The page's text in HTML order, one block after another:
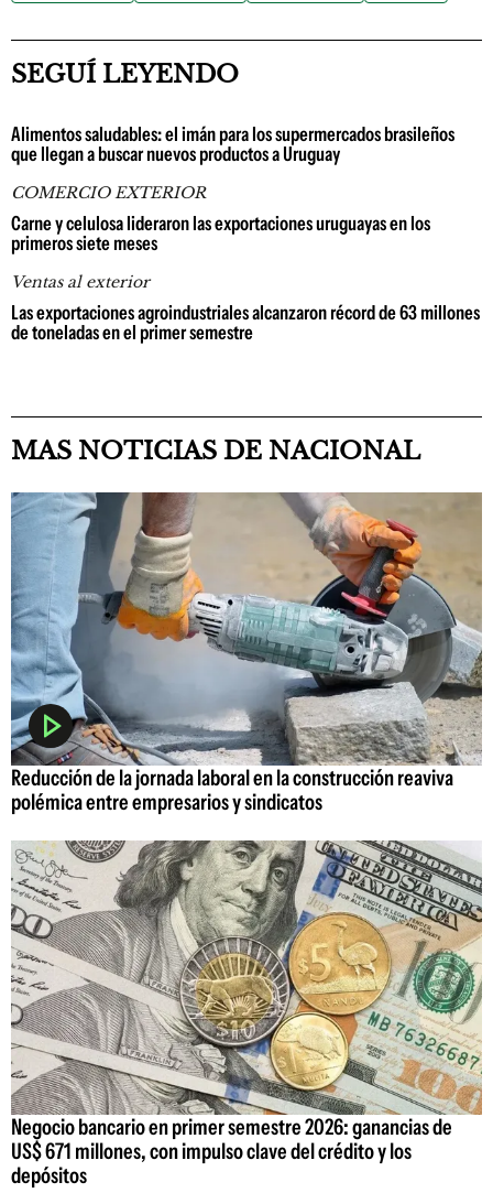
SEGUÍ LEYENDO
Alimentos saludables: el imán para los supermercados brasileños
que llegan a buscar nuevos productos a Uruguay
COMERCIO EXTERIOR
Carne y celulosa lideraron las exportaciones uruguayas en los
primeros siete meses
Ventas al exterior
Las exportaciones agroindustriales alcanzaron récord de 63 millones
de toneladas en el primer semestre
MAS NOTICIAS DE NACIONAL
Reducción de la jornada laboral en la construcción reaviva
polémica entre empresarios y sindicatos
Negocio bancario en primer semestre 2026: ganancias de
US$ 671 millones, con impulso clave del crédito y los
depósitos